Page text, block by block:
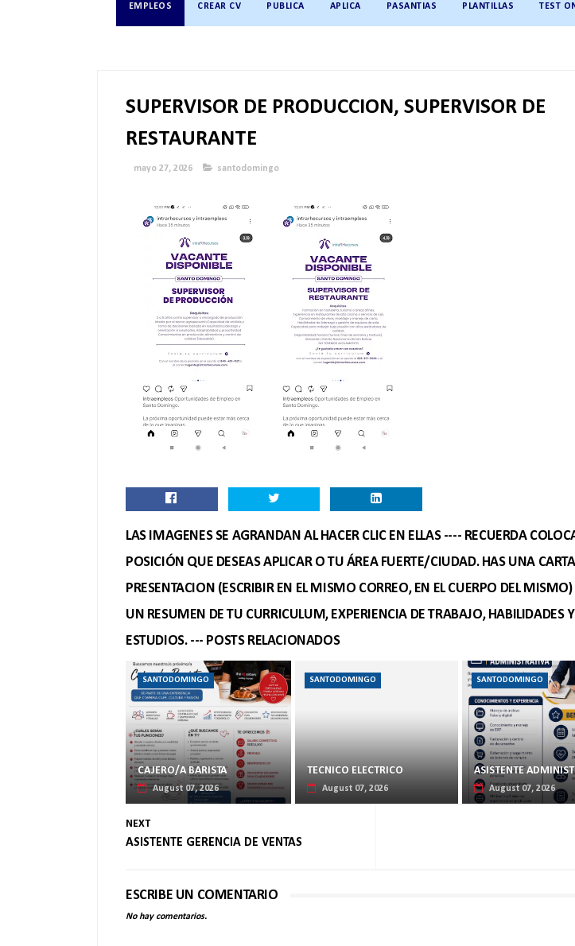
EMPLEOS CREAR CV PUBLICA APLICA PASANTIAS PLANTILLAS TEST
SUPERVISOR DE PRODUCCION, SUPERVISOR DE
RESTAURANTE
mayo 27, 2026 santodomingo
LAS IMAGENES SE AGRANDAN AL HACER CLIC EN ELLAS ---- RECUERDA
POSICIÓN QUE DESEAS APLICAR O TU ÁREA FUERTE/CIUDAD. HAS UNA
PRESENTACION (ESCRIBIR EN EL MISMO CORREO, EN EL CUERPO DEL
UN RESUMEN DE TU CURRICULUM, EXPERIENCIA DE TRABAJO, HABILIDADES Y
ESTUDIOS. --- POSTS RELACIONADOS
SANTODOMINGO
CAJERO/A BARISTA
August 07, 2026
SANTODOMINGO
TECNICO ELECTRICO
August 07, 2026
SANTODOMINGO
ASISTENTE
August 07, 2026
NEXT
ASISTENTE GERENCIA DE VENTAS
ESCRIBE UN COMENTARIO
No hay comentarios.